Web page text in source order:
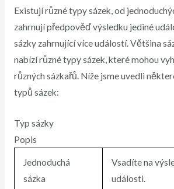
Existují různé typy sázek, od
zahrnují předpověď výsledku jediné
sázky zahrnující více událostí. Většina
nabízí různé typy sázek, které mohou
různých sázkařů. Níže jsme uvedli
typů sázek:
Typ sázky
Popis
Jednoduchá
sázka
Vsadíte na
události.